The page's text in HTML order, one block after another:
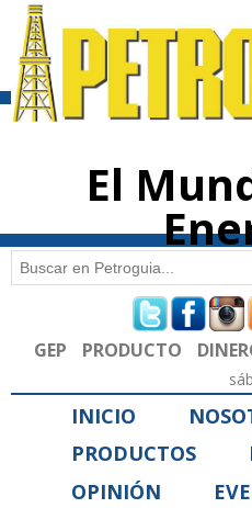
contenido
El
Formulario de
Buscar
GEP PRODUCTO
INICIO
PRODUCTOS
OPINIÓN